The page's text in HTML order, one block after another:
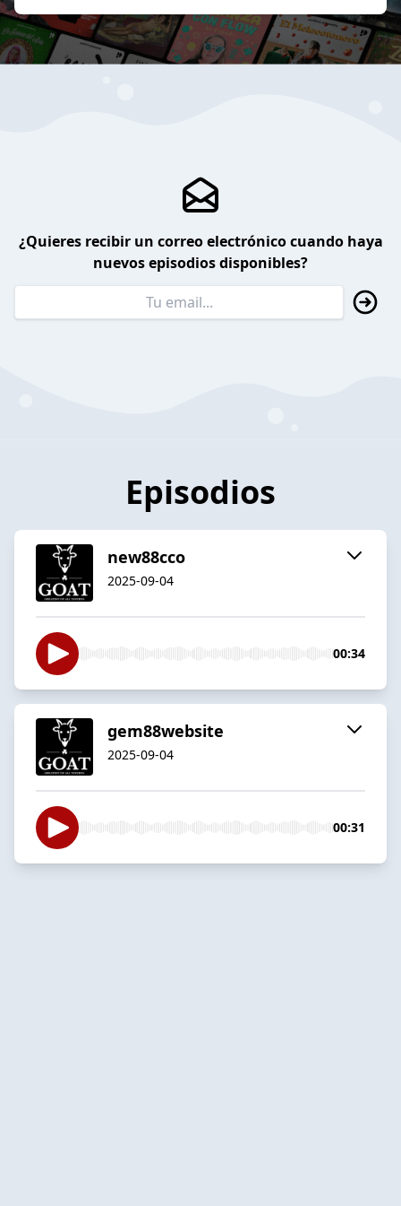
¿Quieres recibir un correo electrónico cuando haya
nuevos episodios disponibles?
Episodios
new88cco
2025-09-04
00:34
gem88website
2025-09-04
00:31